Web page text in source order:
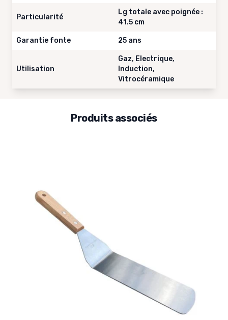
Particularité
Lg totale avec poignée :
41.5 cm
Garantie fonte 25 ans
Utilisation
Gaz, Electrique,
Induction,
Vitrocéramique
Produits associés